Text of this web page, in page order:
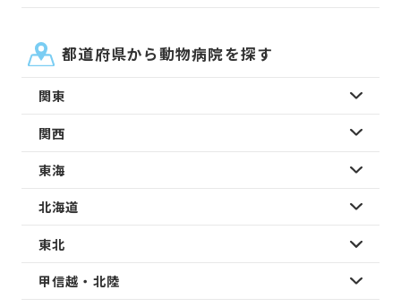
都道府県から動物病院を探す
関東
関西
東海
北海道
東北
甲信越・北陸